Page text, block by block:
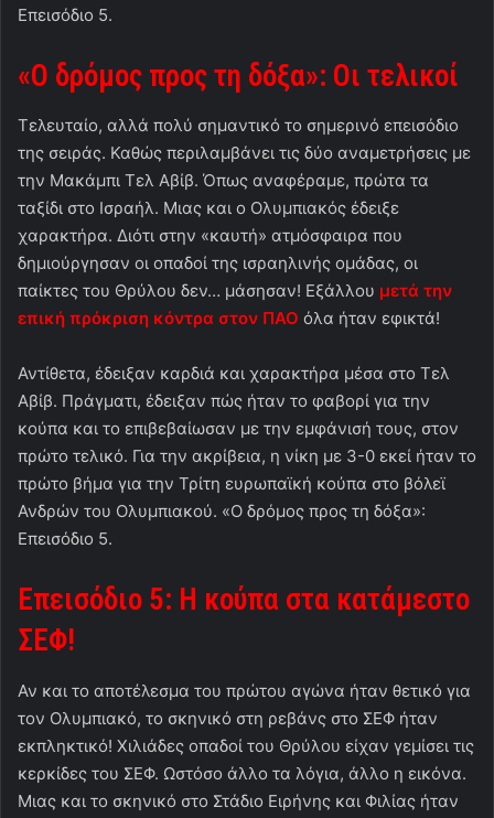
Επεισόδιο 5.
«Ο δρόμος προς τη δόξα»: Οι τελικοί
Τελευταίο, αλλά πολύ σημαντικό το σημερινό επεισόδιο
της σειράς. Καθώς περιλαμβάνει τις δύο αναμετρήσεις με
την Μακάμπι Τελ Αβίβ. Όπως αναφέραμε, πρώτα τα
ταξίδι στο Ισραήλ. Μιας και ο Ολυμπιακός έδειξε
χαρακτήρα. Διότι στην «καυτή» ατμόσφαιρα που
δημιούργησαν οι οπαδοί της ισραηλινής ομάδας, οι
παίκτες του Θρύλου δεν… μάσησαν! Εξάλλου μετά την
επική πρόκριση κόντρα στον ΠΑΟ όλα ήταν εφικτά!
Αντίθετα, έδειξαν καρδιά και χαρακτήρα μέσα στο Τελ
Αβίβ. Πράγματι, έδειξαν πώς ήταν το φαβορί για την
κούπα και το επιβεβαίωσαν με την εμφάνισή τους, στον
πρώτο τελικό. Για την ακρίβεια, η νίκη με 3-0 εκεί ήταν το
πρώτο βήμα για την Τρίτη ευρωπαϊκή κούπα στο βόλεϊ
Ανδρών του Ολυμπιακού. «Ο δρόμος προς τη δόξα»:
Επεισόδιο 5.
Επεισόδιο 5: Η κούπα στα κατάμεστο
ΣΕΦ!
Αν και το αποτέλεσμα του πρώτου αγώνα ήταν θετικό για
τον Ολυμπιακό, το σκηνικό στη ρεβάνς στο ΣΕΦ ήταν
εκπληκτικό! Χιλιάδες οπαδοί του Θρύλου είχαν γεμίσει τις
κερκίδες του ΣΕΦ. Ωστόσο άλλο τα λόγια, άλλο η εικόνα.
Μιας και το σκηνικό στο Στάδιο Ειρήνης και Φιλίας ήταν